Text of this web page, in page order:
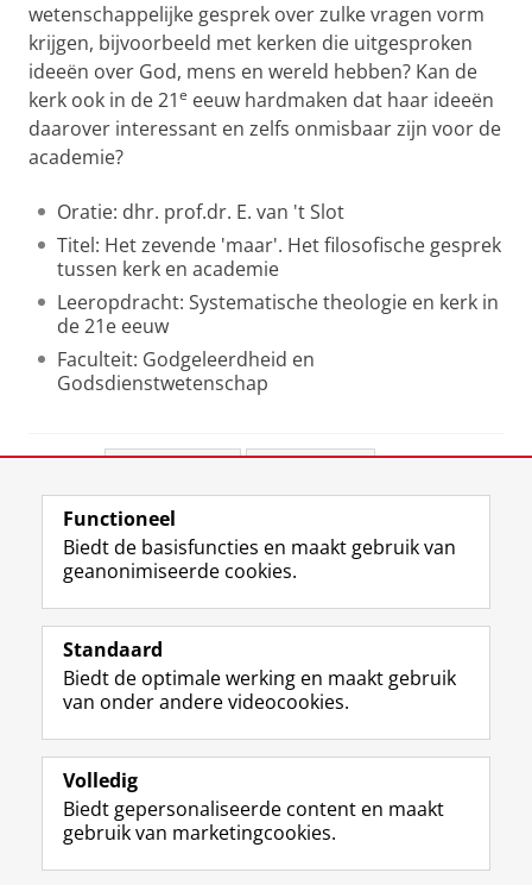
wetenschappelijke gesprek over zulke vragen vorm
krijgen, bijvoorbeeld met kerken die uitgesproken
ideeën over God, mens en wereld hebben? Kan de
kerk ook in de 21e eeuw hardmaken dat haar ideeën
daarover interessant en zelfs onmisbaar zijn voor de
academie?
Oratie: dhr. prof.dr. E. van 't Slot
Titel: Het zevende 'maar'. Het filosofische gesprek
tussen kerk en academie
Leeropdracht: Systematische theologie en kerk in
de 21e eeuw
Faculteit: Godgeleerdheid en
Godsdienstwetenschap
View this page in:English
Volg de RUG
F
a
e
b
o
p
a
i
L
i
k
e
I
-
p
g
R
S
-
f
e
R
k
I
n
t
r
m
c
Y
o
T
e
k
a
Studiekiezers
Alumni
Over ons
Functioneel
Biedt de basisfuncties en maakt gebruik van
geanonimiseerde cookies.
Standaard
Biedt de optimale werking en maakt gebruik
van onder andere videocookies.
Volledig
Biedt gepersonaliseerde content en maakt
gebruik van marketingcookies.